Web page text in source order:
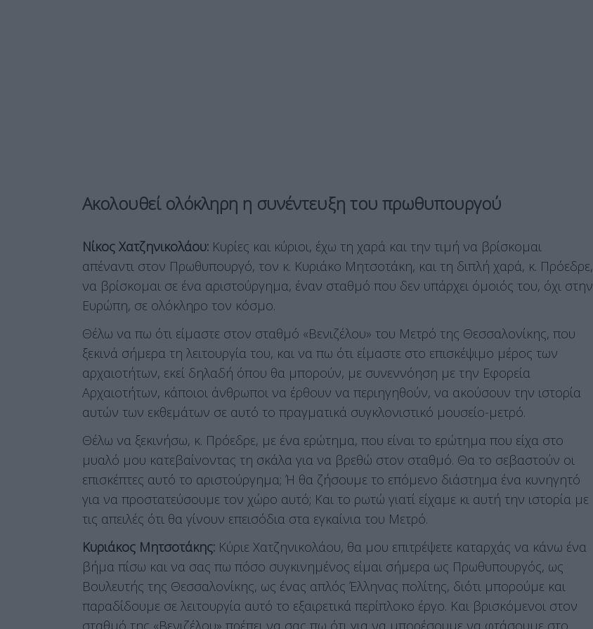
Ακολουθεί ολόκληρη η συνέντευξη του πρωθυπουργού
Νίκος Χατζηνικολάου: Κυρίες και κύριοι, έχω τη χαρά και την τιμή να βρίσκομαι
απέναντι στον Πρωθυπουργό, τον κ. Κυριάκο Μητσοτάκη, και τη διπλή χαρά, κ. Πρόεδρε,
να βρίσκομαι σε ένα αριστούργημα, έναν σταθμό που δεν υπάρχει όμοιός του, όχι στην
Ευρώπη, σε ολόκληρο τον κόσμο.
Θέλω να πω ότι είμαστε στον σταθμό «Βενιζέλου» του Μετρό της Θεσσαλονίκης, που
ξεκινά σήμερα τη λειτουργία του, και να πω ότι είμαστε στο επισκέψιμο μέρος των
αρχαιοτήτων, εκεί δηλαδή όπου θα μπορούν, με συνεννόηση με την Εφορεία
Αρχαιοτήτων, κάποιοι άνθρωποι να έρθουν να περιηγηθούν, να ακούσουν την ιστορία
αυτών των εκθεμάτων σε αυτό το πραγματικά συγκλονιστικό μουσείο-μετρό.
Θέλω να ξεκινήσω, κ. Πρόεδρε, με ένα ερώτημα, που είναι το ερώτημα που είχα στο
μυαλό μου κατεβαίνοντας τη σκάλα για να βρεθώ στον σταθμό. Θα το σεβαστούν οι
επισκέπτες αυτό το αριστούργημα; Ή θα ζήσουμε το επόμενο διάστημα ένα κυνηγητό
για να προστατεύσουμε τον χώρο αυτό; Και το ρωτώ γιατί είχαμε κι αυτή την ιστορία με
τις απειλές ότι θα γίνουν επεισόδια στα εγκαίνια του Μετρό.
Κυριάκος Μητσοτάκης: Κύριε Χατζηνικολάου, θα μου επιτρέψετε καταρχάς να κάνω ένα
βήμα πίσω και να σας πω πόσο συγκινημένος είμαι σήμερα ως Πρωθυπουργός, ως
Βουλευτής της Θεσσαλονίκης, ως ένας απλός Έλληνας πολίτης, διότι μπορούμε και
παραδίδουμε σε λειτουργία αυτό το εξαιρετικά περίπλοκο έργο. Και βρισκόμενοι στον
σταθμό της «Βενιζέλου» πρέπει να σας πω ότι για να μπορέσουμε να φτάσουμε στο